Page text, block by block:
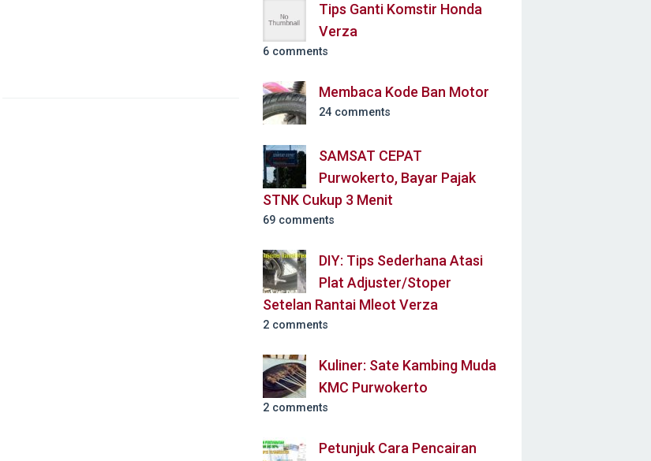
Tips Ganti Komstir Honda
Verza
6 comments
Membaca Kode Ban Motor
24 comments
SAMSAT CEPAT
Purwokerto, Bayar Pajak
STNK Cukup 3 Menit
69 comments
DIY: Tips Sederhana Atasi
Plat Adjuster/Stoper
Setelan Rantai Mleot Verza
2 comments
Kuliner: Sate Kambing Muda
KMC Purwokerto
2 comments
Petunjuk Cara Pencairan